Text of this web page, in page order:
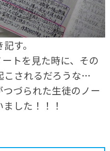
す。
トを見た時に、その
こされるだろうな…
づられた生徒のノー
した！！！